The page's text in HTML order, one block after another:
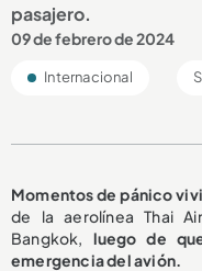
pasajero.
09 de febrero de 2024
Internacional
Momentos de pánico
de la aerolínea Thai
Bangkok, luego de
emergencia del avión.